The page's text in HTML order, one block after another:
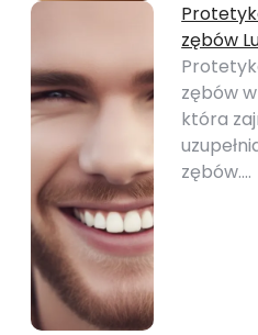
zębów
zębów
która
zębów.…